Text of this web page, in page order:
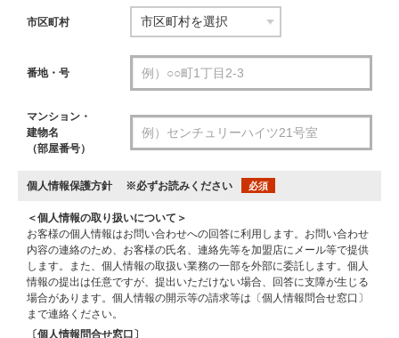
市区町村
番地・号
マンション・
建物名
（部屋番号）
個人情報保護方針 ※必ずお読みください 必須
＜個人情報の取り扱いについて＞
お客様の個人情報はお問い合わせへの回答に利用します。お問い合わせ
内容の連絡のため、お客様の氏名、連絡先等を加盟店にメール等で提供
します。また、個人情報の取扱い業務の一部を外部に委託します。個人
情報の提出は任意ですが、提出いただけない場合、回答に支障が生じる
場合があります。個人情報の開示等の請求等は〔個人情報問合せ窓口〕
まで連絡ください。
〔個人情報問合せ窓口〕